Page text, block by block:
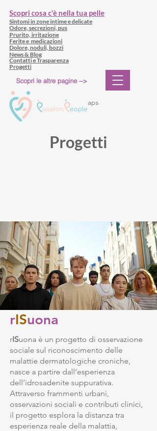
Scopri cosa c'è nella tua pelle
Sintomi in zone intime e delicate
Odore, secrezioni, pus
Prurito, irritazione
Ferite e medicazioni
Dolore, noduli, bozzi
Progetti
News & Blog
Contatti e Trasparenza
aps
Scopri le altre pagine -->
Progetti
rISuona
rISuona è un progetto di osservazione
sociale sul riconoscimento delle
malattie dermatologiche croniche,
nasce a partire dall’esperienza
dell’idrosadenite suppurativa.
Attraverso frammenti urbani,
osservazioni sociali e contributi clinici,
il progetto esplora la distanza tra
esperienza reale della malattia,